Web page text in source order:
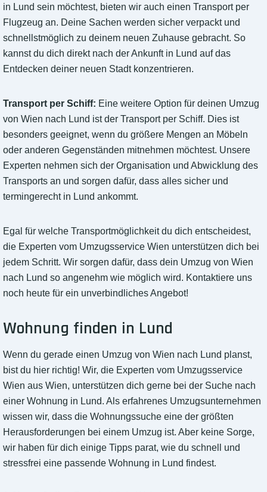
in Lund sein möchtest, bieten wir auch einen Transport per
Flugzeug an. Deine Sachen werden sicher verpackt und
schnellstmöglich zu deinem neuen Zuhause gebracht. So
kannst du dich direkt nach der Ankunft in Lund auf das
Entdecken deiner neuen Stadt konzentrieren.
Transport per Schiff: Eine weitere Option für deinen Umzug
von Wien nach Lund ist der Transport per Schiff. Dies ist
besonders geeignet, wenn du größere Mengen an Möbeln
oder anderen Gegenständen mitnehmen möchtest. Unsere
Experten nehmen sich der Organisation und Abwicklung des
Transports an und sorgen dafür, dass alles sicher und
termingerecht in Lund ankommt.
Egal für welche Transportmöglichkeit du dich entscheidest,
die Experten vom Umzugsservice Wien unterstützen dich bei
jedem Schritt. Wir sorgen dafür, dass dein Umzug von Wien
nach Lund so angenehm wie möglich wird. Kontaktiere uns
noch heute für ein unverbindliches Angebot!
Wohnung finden in Lund
Wenn du gerade einen Umzug von Wien nach Lund planst,
bist du hier richtig! Wir, die Experten vom Umzugsservice
Wien aus Wien, unterstützen dich gerne bei der Suche nach
einer Wohnung in Lund. Als erfahrenes Umzugsunternehmen
wissen wir, dass die Wohnungssuche eine der größten
Herausforderungen bei einem Umzug ist. Aber keine Sorge,
wir haben für dich einige Tipps parat, wie du schnell und
stressfrei eine passende Wohnung in Lund findest.